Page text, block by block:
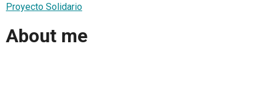
Proyecto Solidario
About me